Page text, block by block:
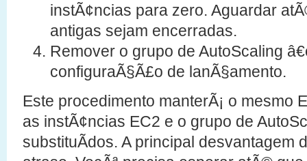
instÃ¢ncias para zero. Aguardar
antigas sejam encerradas.
Remover o grupo de AutoScaling
configuraÃ§Ã£o de lanÃ§amento.
Este procedimento manterÃ¡ o mesmo
as instÃ¢ncias EC2 e o grupo de
substituÃ­dos. A principal desvantagem